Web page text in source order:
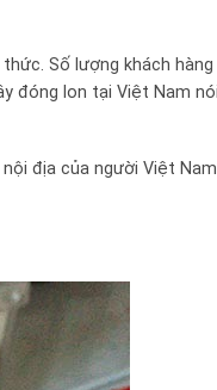
Số lượng khách
đóng lon tại Việt Nam
địa của người Việt Nam